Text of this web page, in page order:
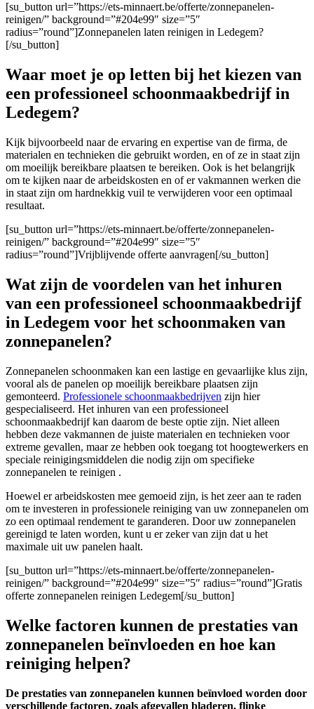
[su_button url=”https://ets-minnaert.be/offerte/zonnepanelen-
reinigen/” background=”#204e99″ size=”5″
radius=”round”]Zonnepanelen laten reinigen in Ledegem?
[/su_button]
Waar moet je op letten bij het kiezen van
een professioneel schoonmaakbedrijf in
Ledegem?
Kijk bijvoorbeeld naar de ervaring en expertise van de firma, de
materialen en technieken die gebruikt worden, en of ze in staat zijn
om moeilijk bereikbare plaatsen te bereiken. Ook is het belangrijk
om te kijken naar de arbeidskosten en of er vakmannen werken die
in staat zijn om hardnekkig vuil te verwijderen voor een optimaal
resultaat.
[su_button url=”https://ets-minnaert.be/offerte/zonnepanelen-
reinigen/” background=”#204e99″ size=”5″
radius=”round”]Vrijblijvende offerte aanvragen[/su_button]
Wat zijn de voordelen van het inhuren
van een professioneel schoonmaakbedrijf
in Ledegem voor het schoonmaken van
zonnepanelen?
Zonnepanelen schoonmaken kan een lastige en gevaarlijke klus zijn,
vooral als de panelen op moeilijk bereikbare plaatsen zijn
gemonteerd. Professionele schoonmaakbedrijven zijn hier
gespecialiseerd. Het inhuren van een professioneel
schoonmaakbedrijf kan daarom de beste optie zijn. Niet alleen
hebben deze vakmannen de juiste materialen en technieken voor
extreme gevallen, maar ze hebben ook toegang tot hoogtewerkers en
speciale reinigingsmiddelen die nodig zijn om specifieke
zonnepanelen te reinigen .
Hoewel er arbeidskosten mee gemoeid zijn, is het zeer aan te raden
om te investeren in professionele reiniging van uw zonnepanelen om
zo een optimaal rendement te garanderen. Door uw zonnepanelen
gereinigd te laten worden, kunt u er zeker van zijn dat u het
maximale uit uw panelen haalt.
[su_button url=”https://ets-minnaert.be/offerte/zonnepanelen-
reinigen/” background=”#204e99″ size=”5″ radius=”round”]Gratis
offerte zonnepanelen reinigen Ledegem[/su_button]
Welke factoren kunnen de prestaties van
zonnepanelen beïnvloeden en hoe kan
reiniging helpen?
De prestaties van zonnepanelen kunnen beïnvloed worden door
verschillende factoren, zoals afgevallen bladeren, flinke